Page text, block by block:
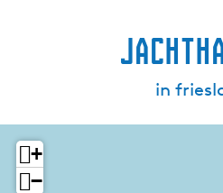
in
+
−